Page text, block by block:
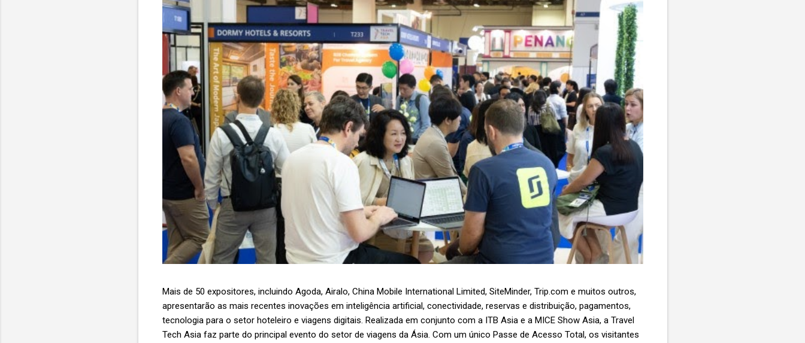
Mais de 50 expositores, incluindo Agoda, Airalo, China Mobile International Limited, SiteMinder, Trip.com e muitos outros,
apresentarão as mais recentes inovações em inteligência artificial, conectividade, reservas e distribuição, pagamentos,
tecnologia para o setor hoteleiro e viagens digitais. Realizada em conjunto com a ITB Asia e a MICE Show Asia, a Travel
Tech Asia faz parte do principal evento do setor de viagens da Ásia. Com um único Passe de Acesso Total, os visitantes